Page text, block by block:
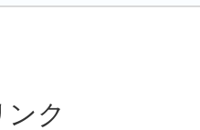
ンク